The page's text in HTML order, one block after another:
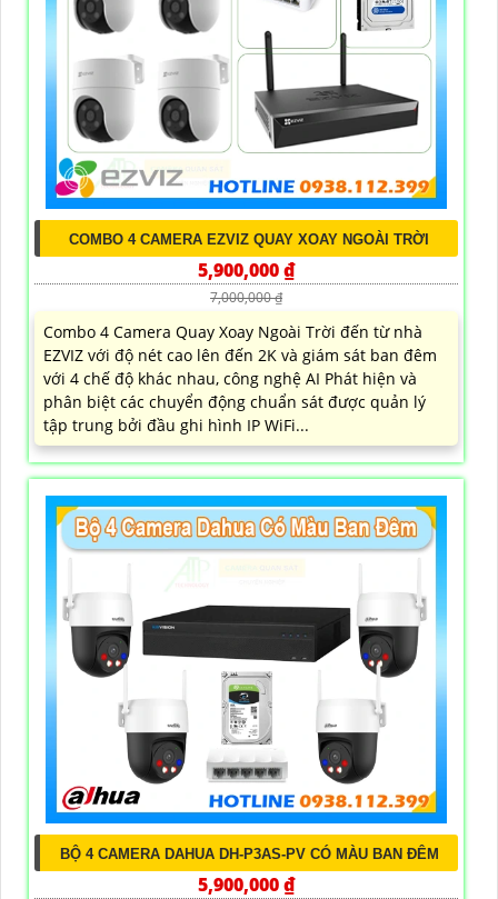
COMBO 4 CAMERA EZVIZ QUAY XOAY NGOÀI TRỜI
5,900,000 ₫
7,000,000 ₫
Combo 4 Camera Quay Xoay Ngoài Trời đến từ nhà
EZVIZ với độ nét cao lên đến 2K và giám sát ban đêm
với 4 chế độ khác nhau, công nghệ AI Phát hiện và
phân biệt các chuyển động chuẩn sát được quản lý
tập trung bởi đầu ghi hình IP WiFi...
BỘ 4 CAMERA DAHUA DH-P3AS-PV CÓ MÀU BAN ĐÊM
5,900,000 ₫